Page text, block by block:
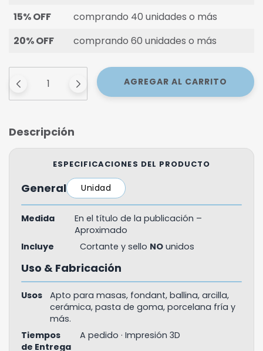
15% OFF
comprando 40 unidades o más
20% OFF
comprando 60 unidades o más
Descripción
ESPECIFICACIONES DEL PRODUCTO
General Unidad
Medida
En el título de la publicación –
Aproximado
Incluye
Cortante y sello NO unidos
Uso & Fabricación
Usos
Apto para masas, fondant, ballina, arcilla,
cerámica, pasta de goma, porcelana fría y
más.
Tiempos
de Entrega
A pedido · Impresión 3D